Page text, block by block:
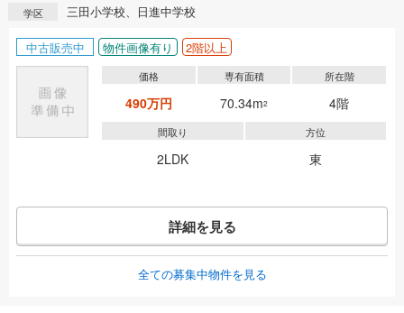
学区 三田小学校、日進中学校
中古販売中 物件画像有り 2階以上
価格
490万円
専有面積
70.34m2
所在階
4階
間取り
2LDK
方位
東
詳細を見る
全ての募集中物件を見る